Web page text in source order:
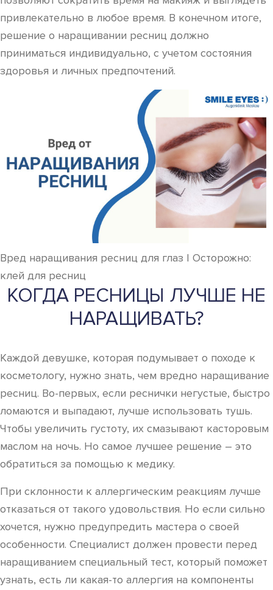
привлекательно в любое время. В конечном итоге,
решение о наращивании ресниц должно
приниматься индивидуально, с учетом состояния
здоровья и личных предпочтений.
Вред наращивания ресниц для глаз | Осторожно:
клей для ресниц
КОГДА РЕСНИЦЫ ЛУЧШЕ НЕ
НАРАЩИВАТЬ?
Каждой девушке, которая подумывает о походе к
косметологу, нужно знать, чем вредно наращивание
ресниц. Во-первых, если реснички негустые, быстро
ломаются и выпадают, лучше использовать тушь.
Чтобы увеличить густоту, их смазывают касторовым
маслом на ночь. Но самое лучшее решение – это
обратиться за помощью к медику.
При склонности к аллергическим реакциям лучше
отказаться от такого удовольствия. Но если сильно
хочется, нужно предупредить мастера о своей
особенности. Специалист должен провести перед
наращиванием специальный тест, который поможет
узнать, есть ли какая-то аллергия на компоненты